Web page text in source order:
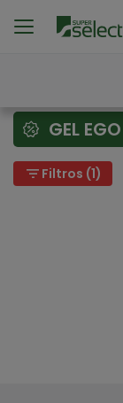
GEL EGO
filter_list Filtros (1)